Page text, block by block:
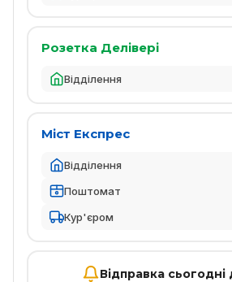
Розетка Делівері
Відділення
Міст Експрес
Відділення
Поштомат
Кур'єром
Відправка сьогодні